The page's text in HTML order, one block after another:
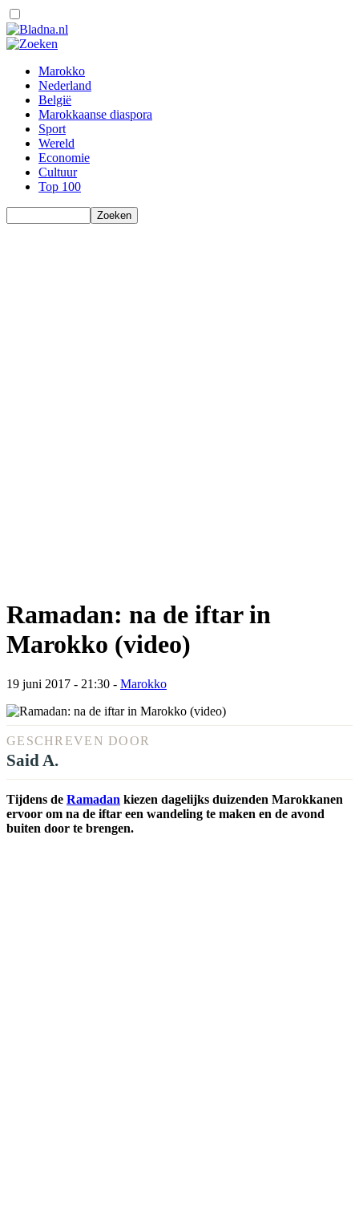
Marokko
Nederland
België
Marokkaanse diaspora
Sport
Wereld
Economie
Cultuur
Top 100
Ramadan: na de iftar in
Marokko (video)
19 juni 2017 - 21:30 - Marokko
GESCHREVEN DOOR
Said A.
Tijdens de Ramadan kiezen dagelijks duizenden Marokkanen
ervoor om na de iftar een wandeling te maken en de avond
buiten door te brengen.